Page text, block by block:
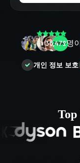
🤝100,000+
🌟2,504 명의
개인 정보 보호